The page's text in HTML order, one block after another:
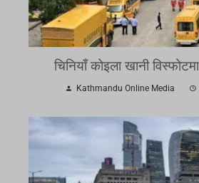
चिनियाँ कोइला खानी
Kathmandu Online Media